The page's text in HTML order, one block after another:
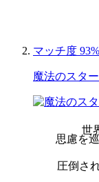
マッチ度 93%
魔法のスタ
圧倒さ
思慮を
世